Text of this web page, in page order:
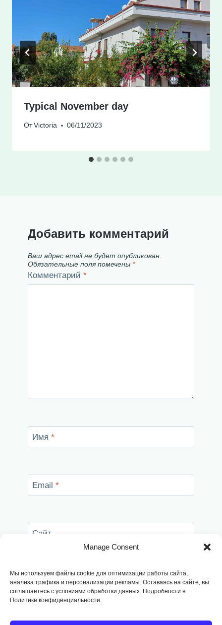
Manage Consent
Мы используем файлы cookie для оптимизации работы сайта,
анализа трафика и персонализации рекламы. Оставаясь на сайте, вы
соглашаетесь с условиями обработки данных. Подробности в
Политике конфиденциальности.
Typical November day
От Victoria 06/11/2023
Добавить комментарий
Ваш адрес email не будет опубликован.
Обязательные поля помечены *
Комментарий *
Имя *
Email *
Сайт
этом браузере для последующих моих
комментариев.